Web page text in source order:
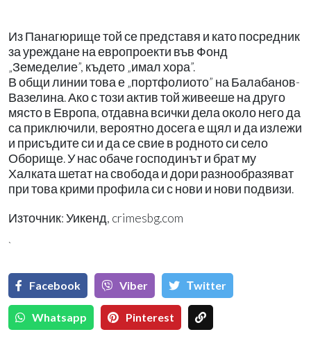
Из Панагюрище той се представя и като посредник
за уреждане на европроекти във Фонд
„Земеделие”, където „имал хора”.
В общи линии това е „портфолиото” на Балабанов-
Вазелина. Ако с този актив той живееше на друго
място в Европа, отдавна всички дела около него да
са приключили, вероятно досега е щял и да излежи
и присъдите си и да се свие в родното си село
Оборище. У нас обаче господинът и брат му
Халката шетат на свобода и дори разнообразяват
при това крими профила си с нови и нови подвизи.
Източник: Уикенд, crimesbg.com
`
Facebook Viber Тwitter
Whatsapp Pinterest